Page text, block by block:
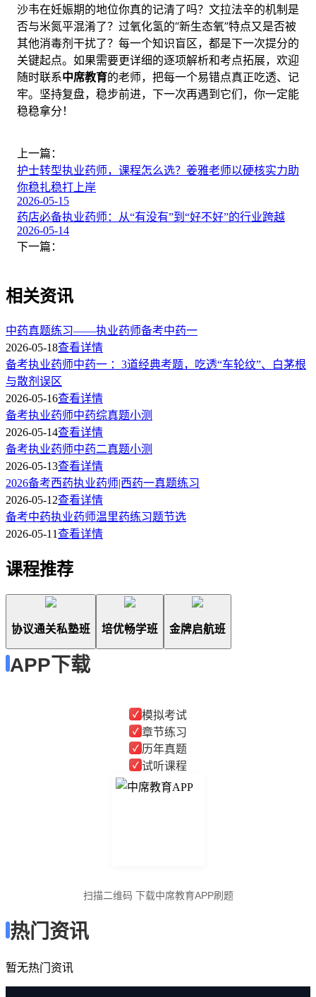
沙韦在妊娠期的地位你真的记清了吗？文拉法辛的机制是
否与米氮平混淆了？过氧化氢的“新生态氧”特点又是否被
其他消毒剂干扰了？每一个知识盲区，都是下一次提分的
关键起点。如果需要更详细的逐项解析和考点拓展，欢迎
随时联系中席教育的老师，把每一个易错点真正吃透、记
牢。坚持复盘，稳步前进，下一次再遇到它们，你一定能
稳稳拿分！
上一篇：
护士转型执业药师，课程怎么选？姜雅老师以硬核实力助
你稳扎稳打上岸
2026-05-15
药店必备执业药师：从“有没有”到“好不好”的行业跨越
2026-05-14
下一篇：
相关资讯
中药真题练习——执业药师备考中药一
2026-05-18查看详情
备考执业药师中药一 ：3道经典考题，吃透“车轮纹”、白茅根
与散剂误区
2026-05-16查看详情
备考执业药师中药综真题小测
2026-05-14查看详情
备考执业药师中药二真题小测
2026-05-13查看详情
2026备考西药执业药师|西药一真题练习
2026-05-12查看详情
备考中药执业药师温里药练习题节选
2026-05-11查看详情
课程推荐
协议通关私塾班 培优畅学班 金牌启航班
APP下载
✓ 模拟考试
✓ 章节练习
✓ 历年真题
✓ 试听课程
扫描二维码 下载中席教育APP刷题
热门资讯
暂无热门资讯